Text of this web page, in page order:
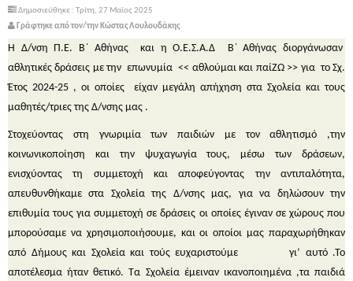
Δημοσιεύθηκε : Τρίτη, 27 Μαϊος 2025
Γράφτηκε από τον/την Κώστας Λουλουδάκης
Η Δ/νση Π.Ε. Β΄ Αθήνας και η Ο.Ε.Σ.Α.Δ Β΄ Αθήνας διοργάνωσαν
αθλητικές δράσεις με την επωνυμία << αθλούμαι και παίΖΩ >> για το Σχ.
Έτος 2024-25 , οι οποίες είχαν μεγάλη απήχηση στα Σχολεία και τους
μαθητές/τριες της Δ/νσης μας .
Στοχεύοντας στη γνωριμία των παιδιών με τον αθλητισμό ,την
κοινωνικοποίηση και την ψυχαγωγία τους, μέσω των δράσεων,
ενισχύοντας τη συμμετοχή και αποφεύγοντας την αντιπαλότητα,
απευθυνθήκαμε στα Σχολεία της Δ/νσης μας, για να δηλώσουν την
επιθυμία τους για συμμετοχή σε δράσεις οι οποίες έγιναν σε χώρους που
μπορούσαμε να χρησιμοποιήσουμε, και οι οποίοι μας παραχωρήθηκαν
από Δήμους και Σχολεία και τούς ευχαριστούμε γι’ αυτό .Το
αποτέλεσμα ήταν θετικό. Τα Σχολεία έμειναν ικανοποιημένα ,τα παιδιά